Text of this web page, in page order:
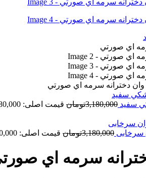
دخترانه سرمه اي صورتي
سفید 3,180,000تومان قیمت اصلی: 3,180,000تومان بود.
سرخابی 3,180,000تومان قیمت اصلی: 3,180,000تومان بود.
سرمه اي